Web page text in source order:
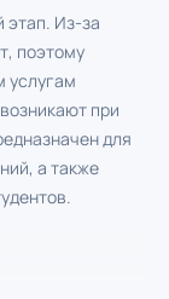
этап. Из-за
поэтому
услугам
при
для
а также